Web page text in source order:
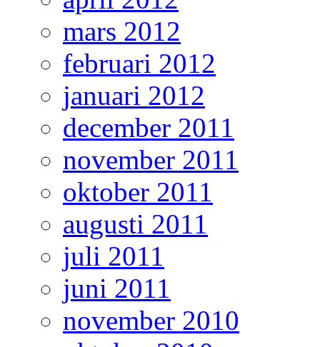
mars 2012
februari 2012
januari 2012
december 2011
november 2011
oktober 2011
augusti 2011
juli 2011
juni 2011
november 2010